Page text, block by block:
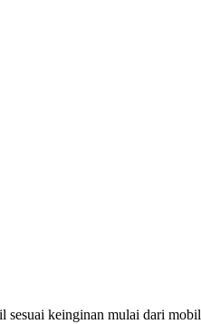
keinginan mulai dari